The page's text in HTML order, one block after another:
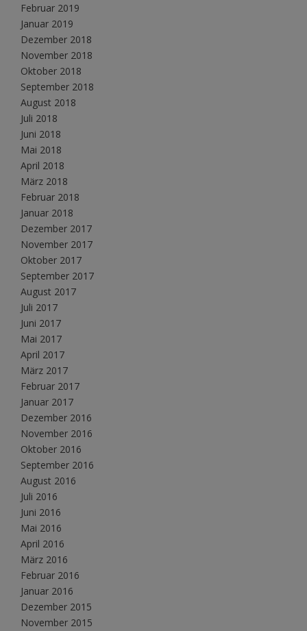
Februar 2019
Januar 2019
Dezember 2018
November 2018
Oktober 2018
September 2018
August 2018
Juli 2018
Juni 2018
Mai 2018
April 2018
März 2018
Februar 2018
Januar 2018
Dezember 2017
November 2017
Oktober 2017
September 2017
August 2017
Juli 2017
Juni 2017
Mai 2017
April 2017
März 2017
Februar 2017
Januar 2017
Dezember 2016
November 2016
Oktober 2016
September 2016
August 2016
Juli 2016
Juni 2016
Mai 2016
April 2016
März 2016
Februar 2016
Januar 2016
Dezember 2015
November 2015